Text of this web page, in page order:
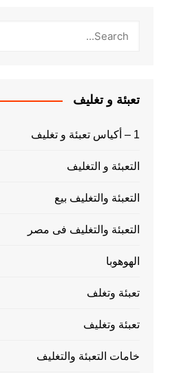
تعبئة و تغليف
1 – أكياس تعبئة و تغليف
التعبئة و التغليف
التعبئة والتغليف بيع
التعبئة والتغليف فى مصر
الهوهوبا
تعبئة وتغلف
تعبئة وتغليف
خامات التعبئة والتغليف